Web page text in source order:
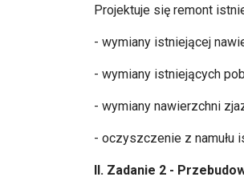
Projektuje się remont
- wymiany istniejącej
- wymiany istniejących
- wymiany nawierzchni
- oczyszczenie z namułu
II. Zadanie 2 -